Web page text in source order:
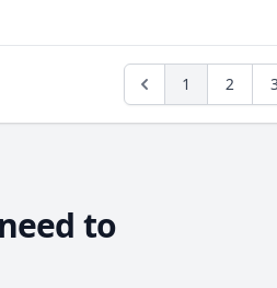
Previous1 2
to